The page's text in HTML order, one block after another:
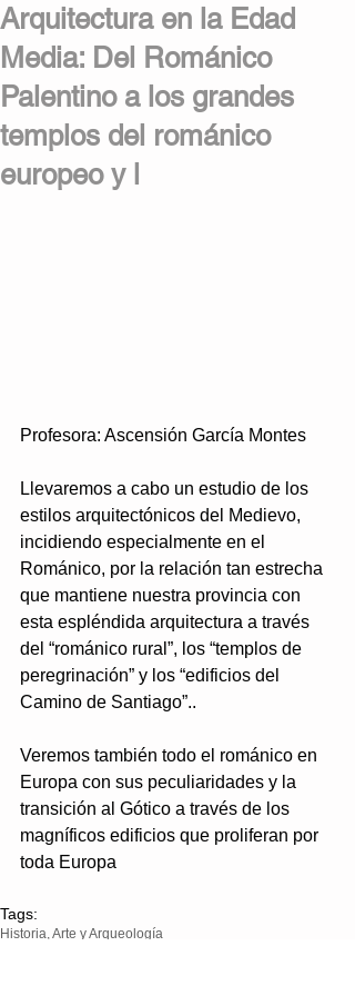
Arquitectura en la Edad
Media: Del Románico
Palentino a los grandes
templos del románico
europeo y l
Profesora: Ascensión García Montes
Llevaremos a cabo un estudio de los
estilos arquitectónicos del Medievo,
incidiendo especialmente en el
Románico, por la relación tan estrecha
que mantiene nuestra provincia con
esta espléndida arquitectura a través
del “románico rural”, los “templos de
peregrinación” y los “edificios del
Camino de Santiago”..
Veremos también todo el románico en
Europa con sus peculiaridades y la
transición al Gótico a través de los
magníficos edificios que proliferan por
toda Europa
Tags:
Historia, Arte y Arqueología